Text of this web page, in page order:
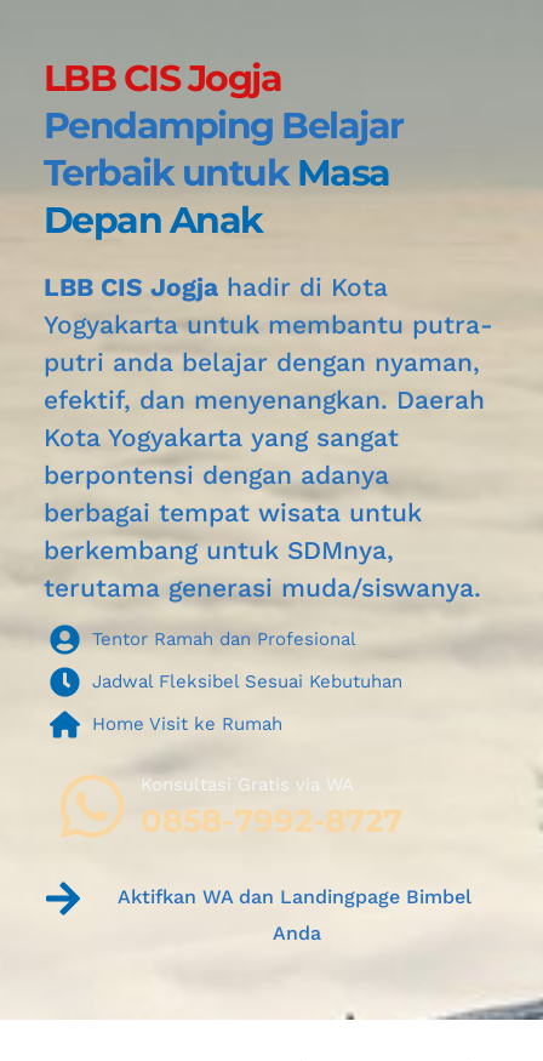
Pendamping Belajar
Terbaik untuk Masa
Depan Anak
LBB CIS Jogja hadir di Kota
Yogyakarta untuk membantu putra-
putri anda belajar dengan nyaman,
Kota Yogyakarta yang sangat
berpontensi dengan adanya
berbagai tempat wisata untuk
berkembang untuk SDMnya,
terutama generasi muda/siswanya.
Tentor Ramah dan Profesional
Jadwal Fleksibel Sesuai Kebutuhan
Home Visit ke Rumah
Konsultasi Gratis via WA
0858-7992-8727
Aktifkan WA dan Landingpage Bimbel
Anda